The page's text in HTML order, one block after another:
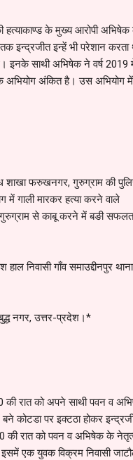
हत्याकाण्ड के मुख्य आरोपी
इन्द्रजीत इन्हें भी परेशान करता
इनके साथी अभिषेक ने वर्ष 2019
अभियोग अंकित है। उस अभियोग में
शाखा फरुखनगर, गुरुग्राम की
गाली मारकर हत्या करने वाले
से काबू करने में बङी
निवासी गाँव समाउद्दीनपुर थाना
नगर, उत्तर-प्रदेश।*
की रात को अपने साथी पवन व
कोटडा पर इक्टठा होकर
की रात को पवन व अभिषेक के
एक युवक विक्रम निवासी